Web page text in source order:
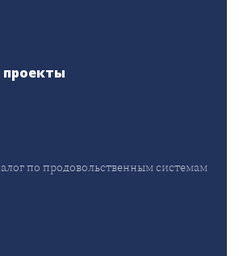
по продовольственным системам